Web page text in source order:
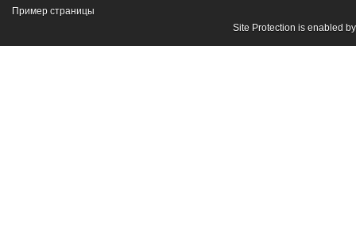
Пример страницы
Site Protection is enabled